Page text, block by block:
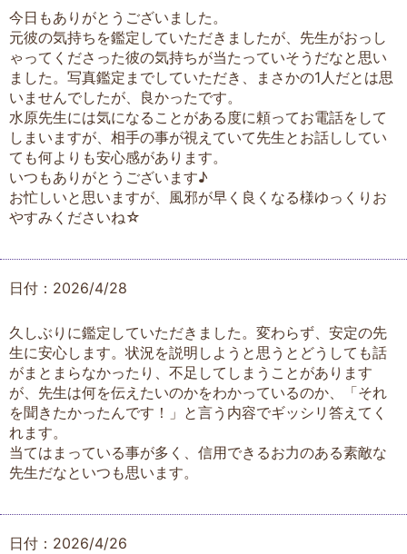
今日もありがとうございました。
元彼の気持ちを鑑定していただきましたが、先生がおっし
ゃってくださった彼の気持ちが当たっていそうだなと思い
ました。写真鑑定までしていただき、まさかの1人だとは思
いませんでしたが、良かったです。
水原先生には気になることがある度に頼ってお電話をして
しまいますが、相手の事が視えていて先生とお話ししてい
ても何よりも安心感があります。
いつもありがとうございます♪
お忙しいと思いますが、風邪が早く良くなる様ゆっくりお
やすみくださいね☆
日付：2026/4/28
久しぶりに鑑定していただきました。変わらず、安定の先
生に安心します。状況を説明しようと思うとどうしても話
がまとまらなかったり、不足してしまうことがあります
が、先生は何を伝えたいのかをわかっているのか、「それ
を聞きたかったんです！」と言う内容でギッシリ答えてく
れます。
当てはまっている事が多く、信用できるお力のある素敵な
先生だなといつも思います。
日付：2026/4/26